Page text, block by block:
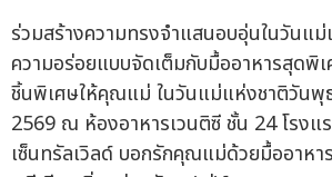
ร่วมสร้างความทรงจำแสนอบอุ่นในวันแ
ความอร่อยแบบจัดเต็มกับมื้ออาหารสุดพิ
ชิ้นพิเศษให้คุณแม่ ในวันแม่แห่งชาติวันพุ
2569 ณ ห้องอาหารเวนติซี ชั้น 24 โรงแ
เซ็นทรัลเวิลด์ บอกรักคุณแม่ด้วยมื้ออาหา